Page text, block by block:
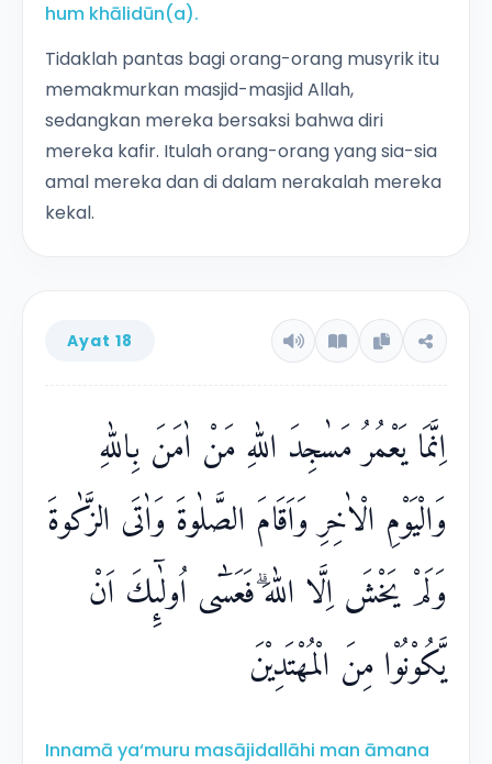
hum khālidūn(a).
Tidaklah pantas bagi orang-orang musyrik itu
memakmurkan masjid-masjid Allah,
sedangkan mereka bersaksi bahwa diri
mereka kafir. Itulah orang-orang yang sia-sia
amal mereka dan di dalam nerakalah mereka
kekal.
Ayat 18
اِنَّمَا يَعْمُرُ مَسٰجِدَ اللّٰهِ مَنْ اٰمَنَ بِاللّٰهِ
وَالْيَوْمِ الْاٰخِرِ وَاَقَامَ الصَّلٰوةَ وَاٰتَى الزَّكٰوةَ
وَلَمْ يَخْشَ اِلَّا اللّٰهَ ۗفَعَسٰٓى اُولٰۤىِٕكَ اَنْ
يَّكُوْنُوْا مِنَ الْمُهْتَدِيْنَ
Innamā ya‘muru masājidallāhi man āmana